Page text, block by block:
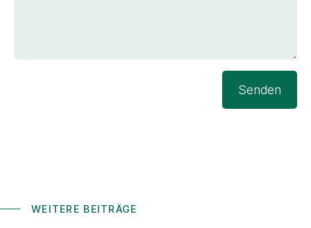
Senden
WEITERE BEITRÄGE